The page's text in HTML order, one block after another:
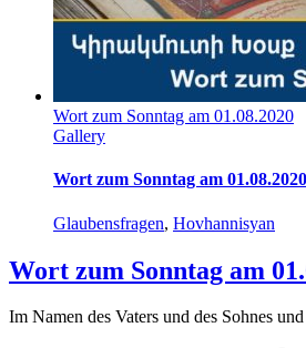
Wort zum Sonntag am 01.08.2020
Gallery
Wort zum Sonntag am 01.08.2020
Glaubensfragen, Hovhannisyan
Wort zum Sonntag am
Im Namen des Vaters und des Sohnes